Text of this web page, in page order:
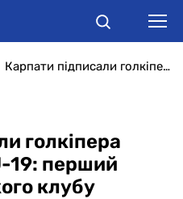
Карпати підписали голкіпера збірної України U-19: перший новачок львівського клубу
голкіпера
19: перший
клубу